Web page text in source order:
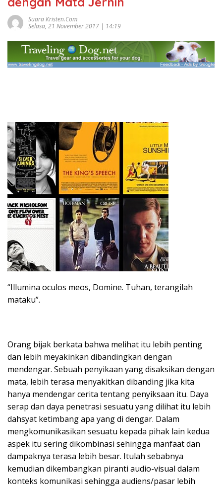
Suara Kristen.com
Selasa, 21 November 2017 | 14:19
“Illumina oculos meos, Domine. Tuhan, terangilah
mataku”.
Orang bijak berkata bahwa melihat itu lebih penting
dan lebih meyakinkan dibandingkan dengan
mendengar. Sebuah penyikaan yang disaksikan dengan
mata, lebih terasa menyakitkan dibanding jika kita
hanya mendengar cerita tentang penyiksaan itu. Daya
serap dan daya penetrasi sesuatu yang dilihat itu lebih
dahsyat ketimbang apa yang di dengar. Dalam
mengkomunikasikan sesuatu kepada pihak lain kedua
aspek itu sering dikombinasi sehingga manfaat dan
dampaknya terasa lebih besar. Itulah sebabnya
kemudian dikembangkan piranti audio-visual dalam
konteks komunikasi sehingga audiens/pasar lebih